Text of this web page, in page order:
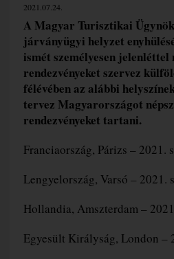
2021.07.24.
A Magyar Turisztikai
járványügyi helyzet
ismét személyesen
rendezvényeket szervez
félévében az alábbi
tervez Magyarországot
rendezvényeket tartani.
Franciaország, Párizs – 2021.
Lengyelország, Varsó – 2021.
Hollandia, Amszterdam –
Egyesült Királyság, London –